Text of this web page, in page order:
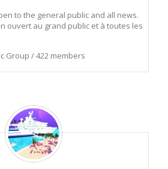
to the general public and all news.
ouvert au grand public et à toutes les
Group / 422 members